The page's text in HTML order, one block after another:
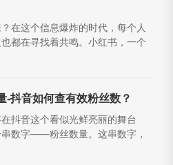
在这个信息爆炸的时代，每个人
都在寻找着共鸣。小红书，一个
-抖音如何查有效粉丝数？
抖音这个看似光鲜亮丽的舞台
串数字——粉丝数量。这串数字，